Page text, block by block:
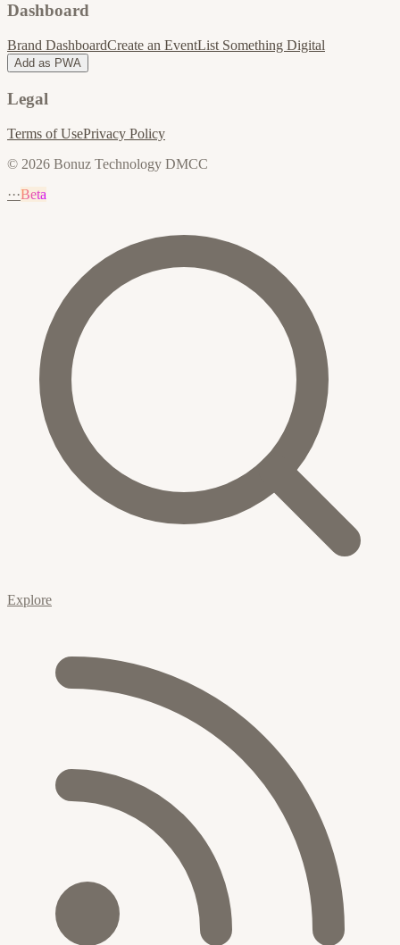
Dashboard
Brand DashboardCreate an EventList Something Digital
Add as PWA
Legal
Terms of UsePrivacy Policy
© 2026 Bonuz Technology DMCC
···Beta
Explore